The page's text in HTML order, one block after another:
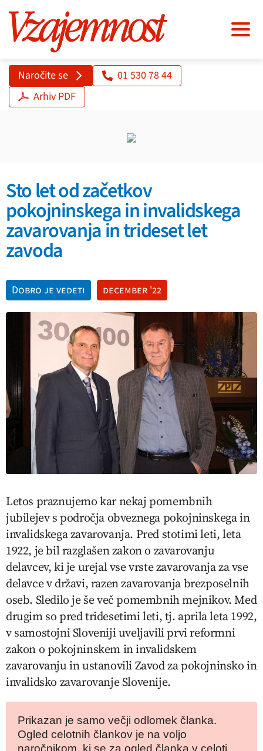
Naročite se
01 530 78 44
Arhiv PDF
Sto let od začetkov
pokojninskega in invalidskega
zavarovanja in trideset let
zavoda
Dobro je vedeti december '22
Letos praznujemo kar nekaj pomembnih
jubilejev s področja obveznega pokojninskega in
invalidskega zavarovanja. Pred stotimi leti, leta
1922, je bil razglašen zakon o zavarovanju
delavcev, ki je urejal vse vrste zavarovanja za vse
delavce v državi, razen zavarovanja brezposelnih
oseb. Sledilo je še več pomembnih mejnikov. Med
drugim so pred tridesetimi leti, tj. aprila leta 1992,
v samostojni Sloveniji uveljavili prvi reformni
zakon o pokojninskem in invalidskem
zavarovanju in ustanovili Zavod za pokojninsko in
invalidsko zavarovanje Slovenije.
Prikazan je samo večji odlomek članka.
Ogled celotnih člankov je na voljo
naročnikom, ki se za ogled članka v celoti